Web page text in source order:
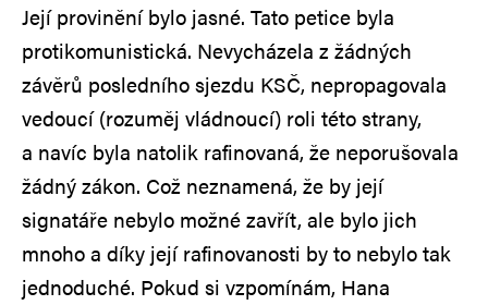
Její provinění bylo jasné. Tato petice byla
protikomunistická. Nevycházela z žádných
závěrů posledního sjezdu KSČ, nepropagovala
vedoucí (rozuměj vládnoucí) roli této strany,
a navíc byla natolik rafinovaná, že neporušovala
žádný zákon. Což neznamená, že by její
signatáře nebylo možné zavřít, ale bylo jich
mnoho a díky její rafinovanosti by to nebylo tak
jednoduché. Pokud si vzpomínám, Hana